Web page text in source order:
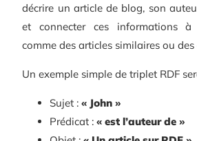
décrire un article de blog, son
et connecter ces informations à
comme des articles similaires ou
Un exemple simple de triplet RDF
Sujet :« John »
Prédicat :« est l’auteur de »